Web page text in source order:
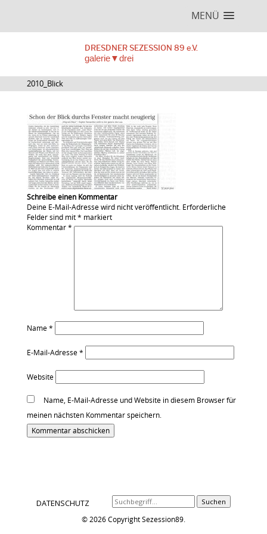
MENÜ
DRESDNER SEZESSION 89 e.V.
galerie▼drei
2010_Blick
Schreibe einen Kommentar
Deine E-Mail-Adresse wird nicht veröffentlicht. Erforderliche
Felder sind mit* markiert
Kommentar*
Name*
E-Mail-Adresse*
Website
Name, E-Mail-Adresse und Website in diesem Browser für
meinen nächsten Kommentar speichern.
DATENSCHUTZ Suchen
© 2026 Copyright Sezession89.